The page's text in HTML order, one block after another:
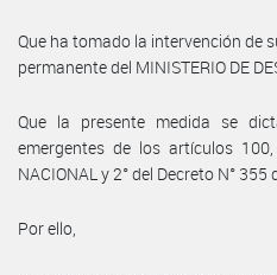
Que ha tomado la intervención de
permanente del MINISTERIO DE
Que la presente medida se
emergentes de los artículos
NACIONAL y 2° del Decreto N° 355
Por ello,